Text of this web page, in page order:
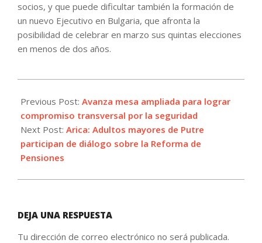
socios, y que puede dificultar también la formación de
un nuevo Ejecutivo en Bulgaria, que afronta la
posibilidad de celebrar en marzo sus quintas elecciones
en menos de dos años.
12-
16
Previous Post: Avanza mesa ampliada para lograr
compromiso transversal por la seguridad
Next Post: Arica: Adultos mayores de Putre
participan de diálogo sobre la Reforma de
Pensiones
DEJA UNA RESPUESTA
Tu dirección de correo electrónico no será publicada.